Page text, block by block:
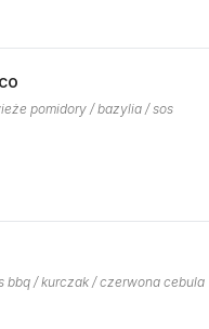
pomidory / bazylia / sos
bbq / kurczak / czerwona cebula